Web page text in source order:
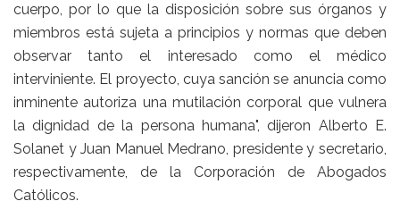
cuerpo, por lo que la disposición sobre sus órganos y
miembros está sujeta a principios y normas que deben
observar tanto el interesado como el médico
interviniente. El proyecto, cuya sanción se anuncia como
inminente autoriza una mutilación corporal que vulnera
la dignidad de la persona humana", dijeron Alberto E.
Solanet y Juan Manuel Medrano, presidente y secretario,
respectivamente, de la Corporación de Abogados
Católicos.